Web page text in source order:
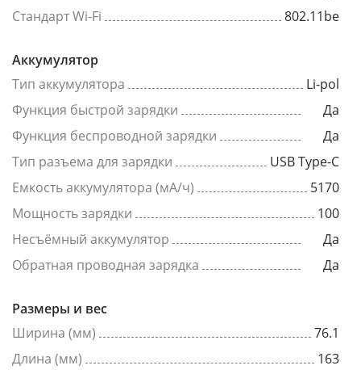
Стандарт Wi-Fi
802.11be
Аккумулятор
Тип аккумулятора
Li-pol
Функция быстрой зарядки
Да
Функция беспроводной зарядки
Да
Тип разъема для зарядки
USB Type-C
Емкость аккумулятора (мА/ч)
5170
Мощность зарядки
100
Несъёмный аккумулятор
Да
Обратная проводная зарядка
Да
Размеры и вес
Ширина (мм)
76.1
Длина (мм)
163